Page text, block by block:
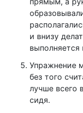
и внизу
выполняется
Упражнение
без того
лучше всего
сидя.